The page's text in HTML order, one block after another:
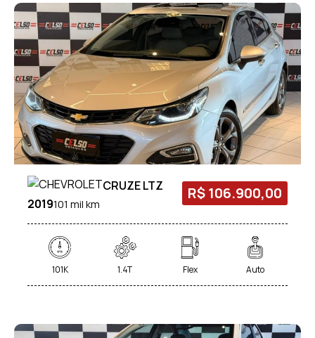
R$ 106.900,00
CRUZE LTZ
2019101 mil km
101K 1.4T Flex Auto